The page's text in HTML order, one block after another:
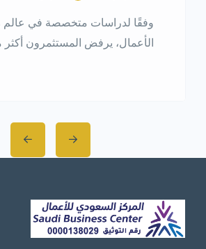
وفقًا لدراسات متخصصة في عالم
مشروع من كل قلبك، ثم وجدت
مستثمر لا يتحمس لها كما تتوقع؟